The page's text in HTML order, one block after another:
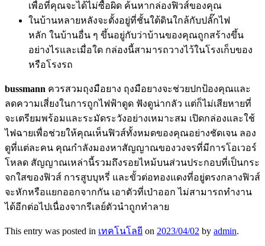
เพื่อที่คุณจะได้ไม่ซื้อผิด ค้นหากล่องฟิวส์ของคุณ
ในบ้านหลายหลังจะตั้งอยู่ที่ชั้นใต้ดินใกล้กับปลั๊กไฟ
หลัก ในบ้านอื่น ๆ ขึ้นอยู่กับว่าบ้านของคุณถูกสร้างขึ้น
อย่างไรและเมื่อใด กล่องนี้สามารถวางไว้ในโรงเก็บของ
หรือโรงรถ
bussmann ควรสวมถุงมือยาง ถุงมือยางจะช่วยปกป้องคุณและ
ลดความเสี่ยงในการถูกไฟฟ้าดูด ฟังดูน่ากลัว แต่ก็ไม่เสียหายที่
จะเตรียมพร้อมและระมัดระวังอย่างเหมาะสม เปิดกล่องและใช้
ไฟฉายเพื่อช่วยให้คุณเห็นฟิวส์ทั้งหมดของคุณอย่างชัดเจน ลอง
ดูที่แต่ละคน คุณกำลังมองหาสัญญาณของวงจรที่มีการโอเวอร์
โหลด สัญญาณเหล่านี้รวมถึงรอยไหม้บนส่วนประกอบที่เป็นกระ
จกใสของฟิวส์ การสูบบุหรี่ และขั้วต่อทองแดงที่อยู่ตรงกลางฟิวส์
จะหักหรือแยกออกจากกัน เอาตัวที่เป่าออก ไม่สามารถทำงาน
ได้อีกต่อไปเนื่องจากรีเลย์ตัวนำถูกทำลาย
This entry was posted in เทคโนโลยี on 2023/04/02 by admin.